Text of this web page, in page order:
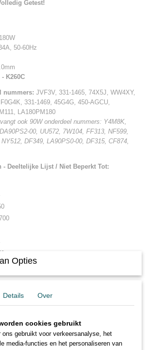
Getest!
180W
50-60Hz
K260C
nummers: JVF3V, 331-1465, 74X5J, WW4XY,
331-1469, 45G4G, 450-AGCU,
LA180PM180
ook 90W onderdeel nummers: Y4M8K,
00, UU572, 7W104, FF313, NF599,
DF349, LA90PS0-00, DF315, CF874,
- Deeltelijke Lijst / Niet Beperkt Tot:
Opties
Details Over
cookies gebruikt
ons gebruikt voor verkeersanalyse, het
media-functies en het personaliseren van